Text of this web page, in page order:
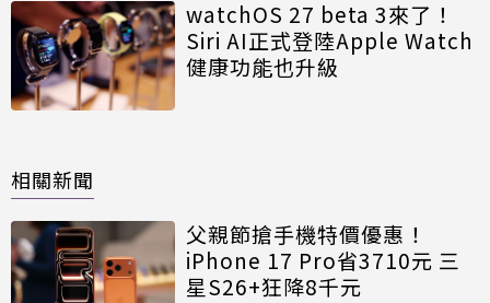
watchOS 27 beta 3來了！
Siri AI正式登陸Apple Watch
健康功能也升級
相關新聞
父親節搶手機特價優惠！
iPhone 17 Pro省3710元 三
星S26+狂降8千元